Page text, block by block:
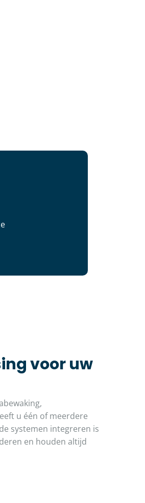
voor uw
u één of meerdere
systemen integreren is
en houden altijd